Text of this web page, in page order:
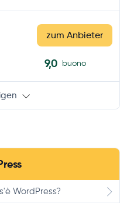
zum Anbieter
9,0 buono
WordPress?